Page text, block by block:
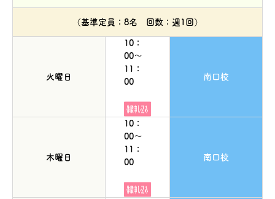
（基準定員：8名 回数：週1回）
火曜日
10：
00～
11：
00
南口校
木曜日
10：
00～
11：
00
南口校